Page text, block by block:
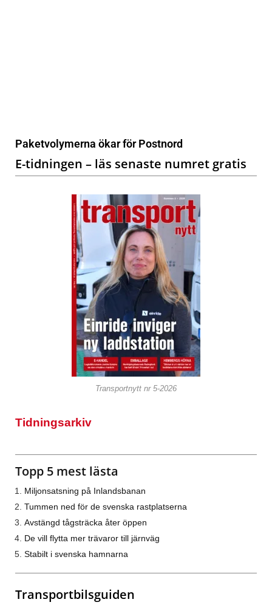
Paketvolymerna ökar för Postnord
E-tidningen – läs senaste numret gratis
Transportnytt nr 5-2026
Tidningsarkiv
Topp 5 mest lästa
Miljonsatsning på Inlandsbanan
Tummen ned för de svenska rastplatserna
Avstängd tågsträcka åter öppen
De vill flytta mer trävaror till järnväg
Stabilt i svenska hamnarna
Transportbilsguiden